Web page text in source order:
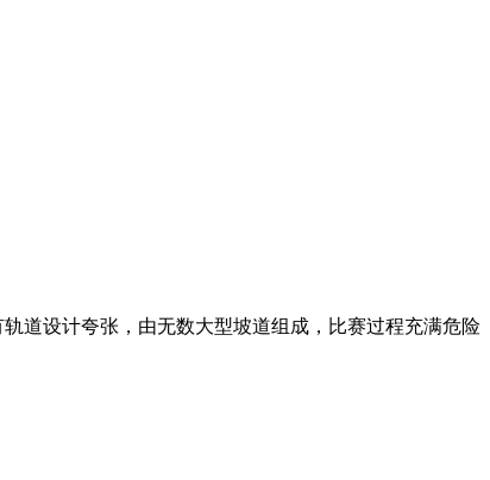
道设计夸张，由无数大型坡道组成，比赛过程充满危险